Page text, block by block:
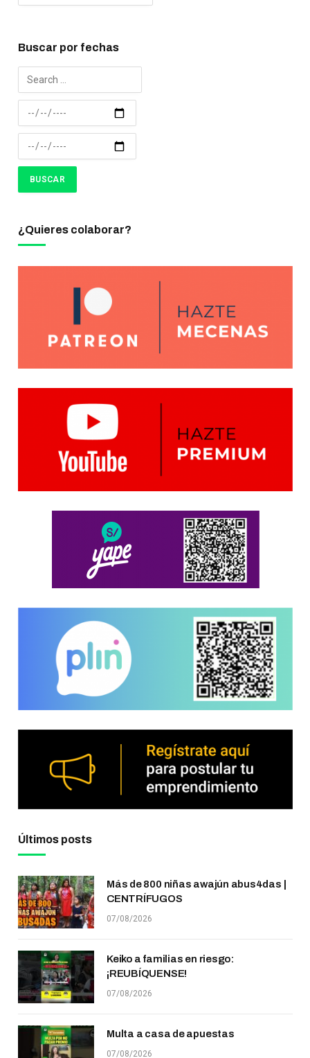
Buscar por fechas
¿Quieres colaborar?
Últimos posts
Más de 800 niñas awajún abus4das |
CENTRÍFUGOS
07/08/2026
Keiko a familias en riesgo:
¡REUBÍQUENSE!
07/08/2026
Multa a casa de apuestas
07/08/2026